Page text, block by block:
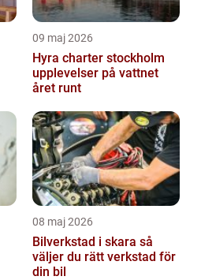
09 maj 2026
Hyra charter stockholm
upplevelser på vattnet
året runt
08 maj 2026
Bilverkstad i skara så
väljer du rätt verkstad för
din bil